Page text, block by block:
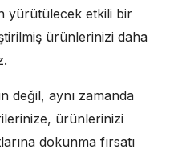
yürütülecek etkili bir
ürünlerinizi daha
değil, aynı zamanda
ürünlerinizi
dokunma fırsatı